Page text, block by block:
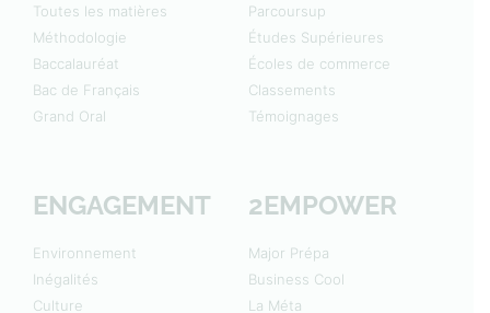
Toutes les matières
Méthodologie
Baccalauréat
Bac de Français
Grand Oral
Parcoursup
Études Supérieures
Écoles de commerce
Classements
Témoignages
ENGAGEMENT
Environnement
Inégalités
Culture
2EMPOWER
Major Prépa
Business Cool
La Méta